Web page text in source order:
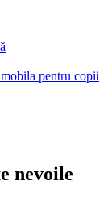
pentru copii
nevoile